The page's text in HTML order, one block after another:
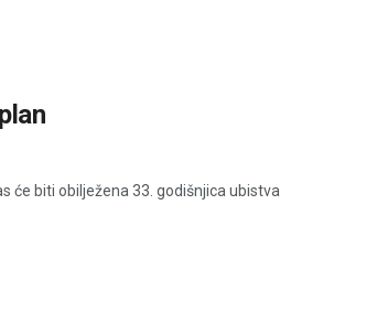
će biti obilježena 33. godišnjica ubistva